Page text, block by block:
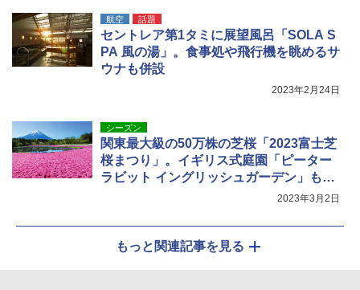
￥-
航空 話題
セントレア第1タミに展望風呂「SOLA S
PA 風の湯」。食事処や飛行機を眺めるサ
ウナも併設
2023年2月24日
シーズン
関東最大級の50万株の芝桜「2023富士芝
桜まつり」。イギリス式庭園「ピーター
ラビット イングリッシュガーデン」もあ
2023年3月2日
もっと関連記事を見る